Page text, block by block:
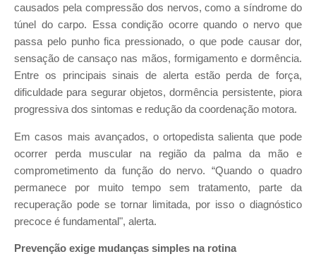
causados pela compressão dos nervos, como a síndrome do
túnel do carpo. Essa condição ocorre quando o nervo que
passa pelo punho fica pressionado, o que pode causar dor,
sensação de cansaço nas mãos, formigamento e dormência.
Entre os principais sinais de alerta estão perda de força,
dificuldade para segurar objetos, dormência persistente, piora
progressiva dos sintomas e redução da coordenação motora.
Em casos mais avançados, o ortopedista salienta que pode
ocorrer perda muscular na região da palma da mão e
comprometimento da função do nervo. “Quando o quadro
permanece por muito tempo sem tratamento, parte da
recuperação pode se tornar limitada, por isso o diagnóstico
precoce é fundamental", alerta.
Prevenção exige mudanças simples na rotina